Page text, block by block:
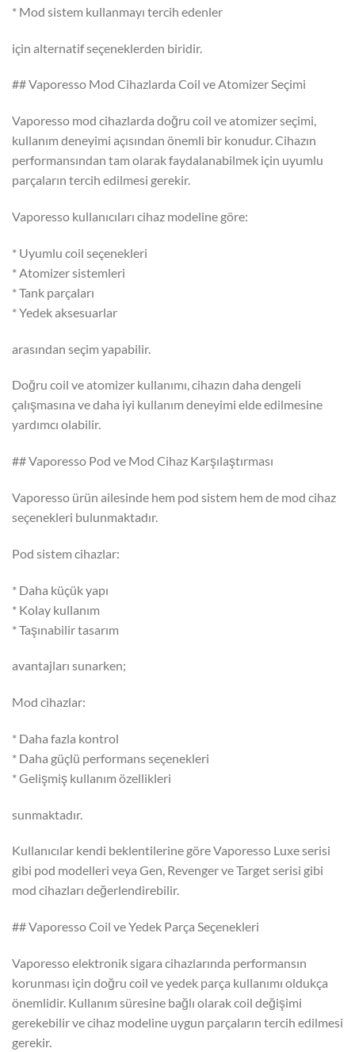
* Mod sistem kullanmayı tercih edenler
için alternatif seçeneklerden biridir.
## Vaporesso Mod Cihazlarda Coil ve Atomizer Seçimi
Vaporesso mod cihazlarda doğru coil ve atomizer seçimi,
kullanım deneyimi açısından önemli bir konudur. Cihazın
performansından tam olarak faydalanabilmek için uyumlu
parçaların tercih edilmesi gerekir.
Vaporesso kullanıcıları cihaz modeline göre:
* Uyumlu coil seçenekleri
* Atomizer sistemleri
* Tank parçaları
* Yedek aksesuarlar
arasından seçim yapabilir.
Doğru coil ve atomizer kullanımı, cihazın daha dengeli
çalışmasına ve daha iyi kullanım deneyimi elde edilmesine
yardımcı olabilir.
## Vaporesso Pod ve Mod Cihaz Karşılaştırması
Vaporesso ürün ailesinde hem pod sistem hem de mod cihaz
seçenekleri bulunmaktadır.
Pod sistem cihazlar:
* Daha küçük yapı
* Kolay kullanım
* Taşınabilir tasarım
avantajları sunarken;
Mod cihazlar:
* Daha fazla kontrol
* Daha güçlü performans seçenekleri
* Gelişmiş kullanım özellikleri
sunmaktadır.
Kullanıcılar kendi beklentilerine göre Vaporesso Luxe serisi
gibi pod modelleri veya Gen, Revenger ve Target serisi gibi
mod cihazları değerlendirebilir.
## Vaporesso Coil ve Yedek Parça Seçenekleri
Vaporesso elektronik sigara cihazlarında performansın
korunması için doğru coil ve yedek parça kullanımı oldukça
önemlidir. Kullanım süresine bağlı olarak coil değişimi
gerekebilir ve cihaz modeline uygun parçaların tercih edilmesi
gerekir.